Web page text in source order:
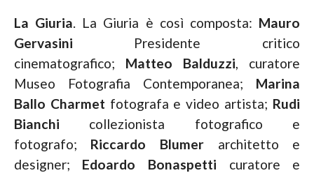
La Giuria. La Giuria è così composta: Mauro
Gervasini Presidente critico
cinematografico; Matteo Balduzzi, curatore
Museo Fotografia Contemporanea; Marina
Ballo Charmet fotografa e video artista; Rudi
Bianchi collezionista fotografico e
fotografo; Riccardo Blumerarchitetto e
designer; Edoardo Bonaspetti curatore e